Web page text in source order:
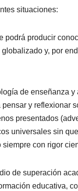
situaciones:
podrá producir
y, por
de enseñanza
y reflexionar
presentados
universales sin
con rigor
de superación
educativa,